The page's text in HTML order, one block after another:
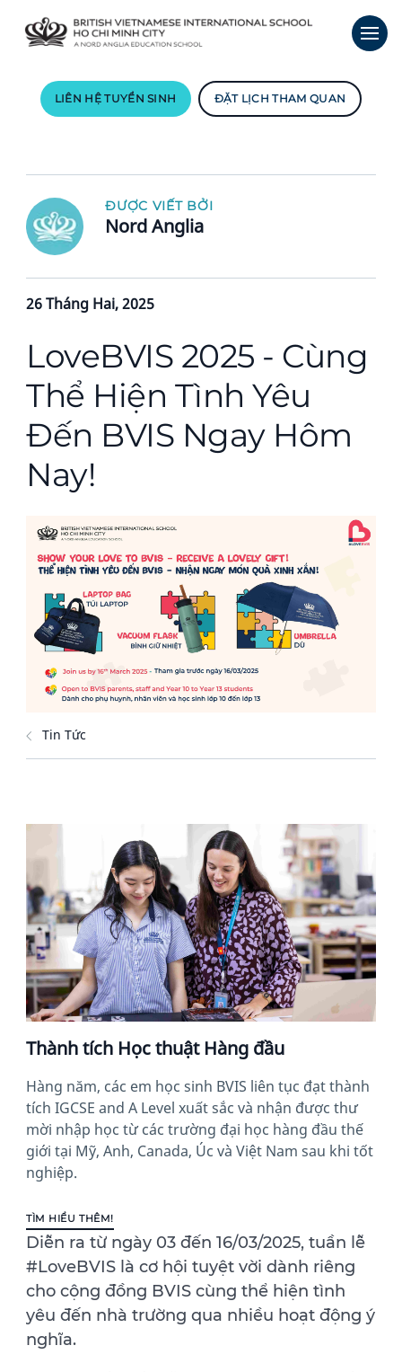
LIÊN HỆ TUYỂN SINH ĐẶT LỊCH THAM QUAN
ĐƯỢC VIẾT BỞI
Nord Anglia
26 Tháng Hai, 2025
LoveBVIS 2025 - Cùng
Thể Hiện Tình Yêu
Đến BVIS Ngay Hôm
Nay!
Tin Tức
Thành tích Học thuật Hàng đầu
Hàng năm, các em học sinh BVIS liên tục đạt thành
tích IGCSE and A Level xuất sắc và nhận được thư
mời nhập học từ các trường đại học hàng đầu thế
giới tại Mỹ, Anh, Canada, Úc và Việt Nam sau khi tốt
nghiệp.
TÌM HIỂU THÊM!
Diễn ra từ ngày 03 đến 16/03/2025, tuần lễ
#LoveBVIS là cơ hội tuyệt vời dành riêng
cho cộng đồng BVIS cùng thể hiện tình
yêu đến nhà trường qua nhiều hoạt động ý
nghĩa.